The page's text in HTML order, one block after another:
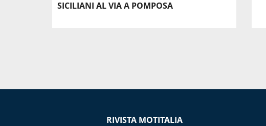
SICILIANI AL VIA A POMPOSA
RIVISTA MOTITALIA